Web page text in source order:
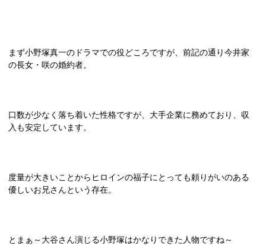
まず小野塚真一のドラマでの役どころですが、前記の通り今井家
の長女・咲の婚約者。
口数が少なく落ち着いた性格ですが、大手企業に務めており、収
入も安定しています。
度量が大きいことからヒロインの福子にとっても頼りがいのある
優しいお兄さんという存在。
とまぁ～大谷さん演じる小野塚はかなりできた人物ですね～